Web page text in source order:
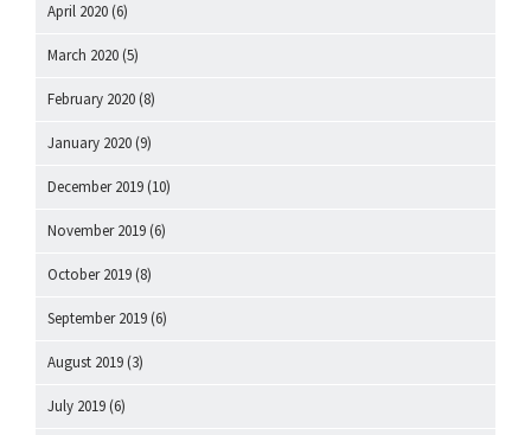
April 2020 (6)
March 2020 (5)
February 2020 (8)
January 2020 (9)
December 2019 (10)
November 2019 (6)
October 2019 (8)
September 2019 (6)
August 2019 (3)
July 2019 (6)